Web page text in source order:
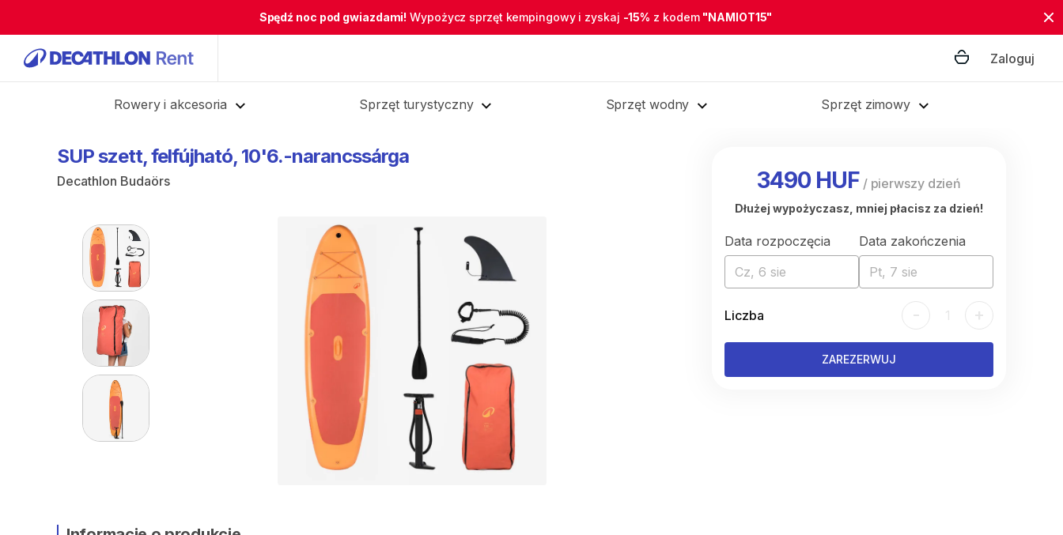
Spędź noc pod gwiazdami! Wypożycz sprzęt kempingowy i zyskaj -15% z kodem "NAMIOT15"
Zaloguj
Rowery i akcesoria Sprzęt turystyczny Sprzęt wodny Sprzęt zimowy
SUPszett​​,​felfújható​​,​ 10'6​.-narancssárga
Decathlon Budaörs 3490 HUF / pierwszy dzień
Dłużej wypożyczasz, mniej płacisz za dzień!
Data rozpoczęcia
Cz, 6 sie
Data zakończenia
Pt, 7 sie
Liczba - 1 +
ZAREZERWUJ